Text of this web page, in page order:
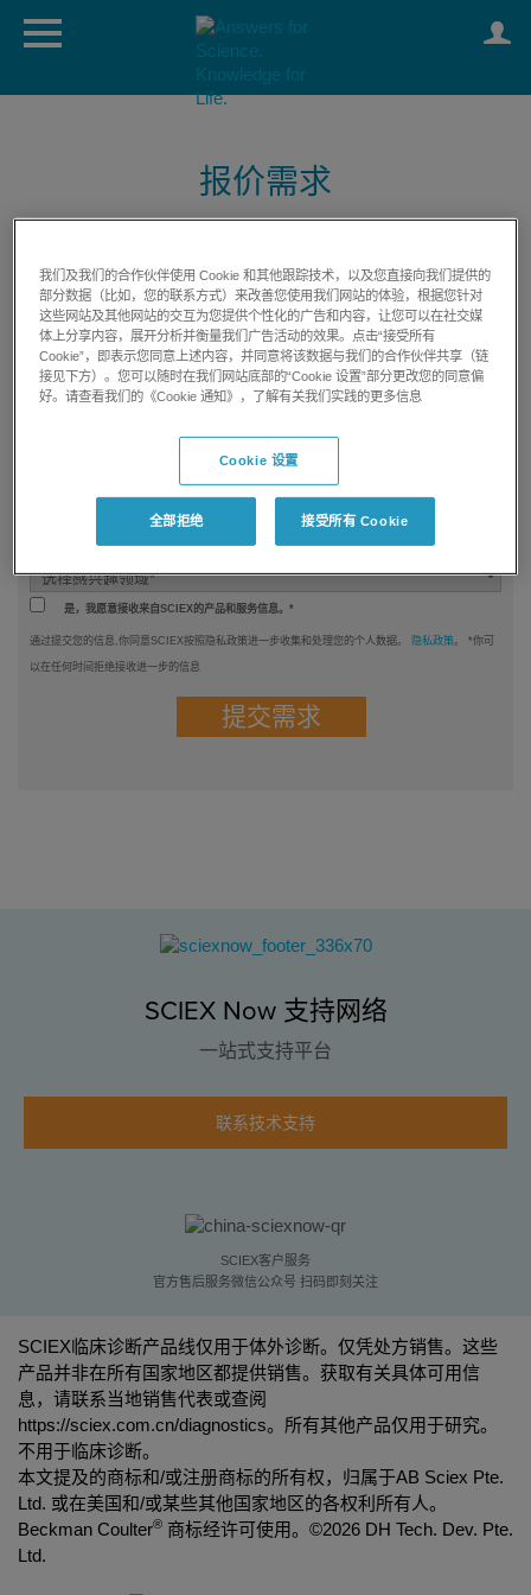
报价需求
显示完整资料
你感兴趣的领域是什么？*
是，我愿意接收来自SCIEX的产品和服务信息。*
通过提交您的信息,你同意SCIEX按照隐私政策进一步收集和处理您的个人数据。 隐私政策。 *你可
以在任何时间拒绝接收进一步的信息
SCIEX Now 支持网络
一站式支持平台
联系技术支持
SCIEX客户服务
官方售后服务微信公众号 扫码即刻关注
SCIEX临床诊断产品线仅用于体外诊断。仅凭处方销售。这些
产品并非在所有国家地区都提供销售。获取有关具体可用信
息，请联系当地销售代表或查阅
https://sciex.com.cn/diagnostics。所有其他产品仅用于研究。
不用于临床诊断。
本文提及的商标和/或注册商标的所有权，归属于AB Sciex Pte.
Ltd. 或在美国和/或某些其他国家地区的各权利所有人。
Beckman Coulter® 商标经许可使用。©2026 DH Tech. Dev. Pte.
Ltd.
我们及我们的合作伙伴使用 Cookie 和其他跟踪技术，以及您直接向我们提供的
部分数据（比如，您的联系方式）来改善您使用我们网站的体验，根据您针对
这些网站及其他网站的交互为您提供个性化的广告和内容，让您可以在社交媒
体上分享内容，展开分析并衡量我们广告活动的效果。点击“接受所有
Cookie”，即表示您同意上述内容，并同意将该数据与我们的合作伙伴共享（链
接见下方）。您可以随时在我们网站底部的“Cookie 设置”部分更改您的同意偏
好。请查看我们的《Cookie 通知》，了解有关我们实践的更多信息
Cookie 设置
全部拒绝 接受所有 Cookie